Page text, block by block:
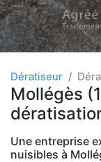
Dératiseur
Mollégès
Une entreprise
nuisibles à